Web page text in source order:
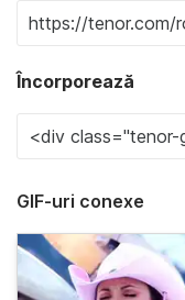
Încorporează
GIF-uri conexe